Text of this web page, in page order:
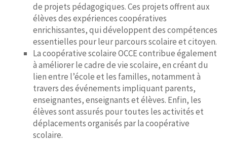
de projets pédagogiques. Ces projets offrent aux
élèves des expériences coopératives
enrichissantes, qui développent des compétences
essentielles pour leur parcours scolaire et citoyen.
La coopérative scolaire OCCE contribue également
à améliorer le cadre de vie scolaire, en créant du
lien entre l’école et les familles, notamment à
travers des événements impliquant parents,
enseignantes, enseignants et élèves. Enfin, les
élèves sont assurés pour toutes les activités et
déplacements organisés par la coopérative
scolaire.